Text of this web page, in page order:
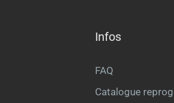
Infos
FAQ
Catalogue